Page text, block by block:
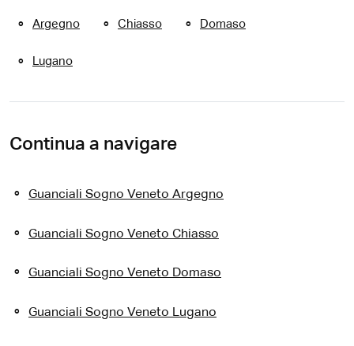
Argegno Chiasso Domaso
Lugano
Continua a navigare
Guanciali Sogno Veneto Argegno
Guanciali Sogno Veneto Chiasso
Guanciali Sogno Veneto Domaso
Guanciali Sogno Veneto Lugano